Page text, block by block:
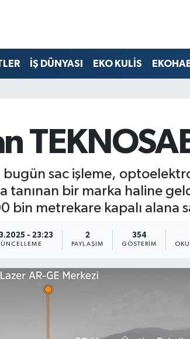
İŞ DÜNYASI EKO KULİS
bugün sac işleme,
tanınan bir marka haline
bin metrekare kapalı alana
- 23:23 2
PAYLAŞIM
354
GÖSTERIM